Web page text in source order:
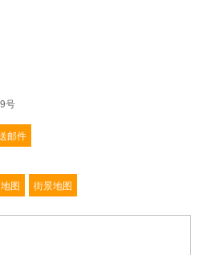
号
邮件
图 街景地图